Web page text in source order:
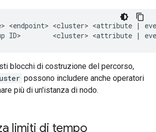
<endpoint> <cluster> <attribute |
blocchi di costruzione del percorso,
possono includere anche operatori
più di un'istanza di nodo.
limiti di tempo